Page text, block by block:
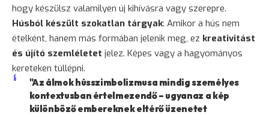
hogy készülsz valamilyen új kihívásra vagy szerepre.
Húsból készült szokatlan tárgyak: Amikor a hús nem
ételként, hanem más formában jelenik meg, ez kreativitást
és újító szemléletet jelez. Képes vagy a hagyományos
kereteken túllépni.
"Az álmok hússzimbolizmusa mindig személyes
kontextusban értelmezendő – ugyanaz a kép
különböző embereknek eltérő üzenetet